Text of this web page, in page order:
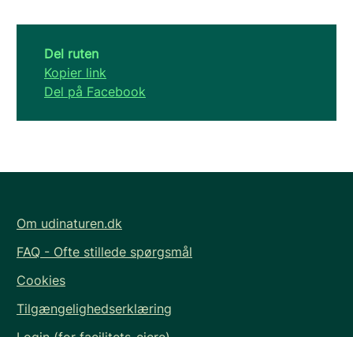
Del ruten
Kopier link
Del på Facebook
Om udinaturen.dk
FAQ - Ofte stillede spørgsmål
Cookies
Tilgængelighedserklæring